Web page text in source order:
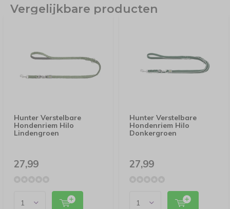
Vergelijkbare producten
Hunter Verstelbare
Hondenriem Hilo
Lindengroen
27,99
Hunter Verstelbare
Hondenriem Hilo
Donkergroen
27,99